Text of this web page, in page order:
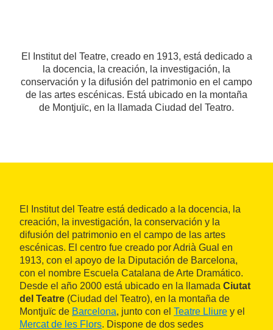
El Institut del Teatre, creado en 1913, está dedicado a
la docencia, la creación, la investigación, la
conservación y la difusión del patrimonio en el campo
de las artes escénicas. Está ubicado en la montaña
de Montjuïc, en la llamada Ciudad del Teatro.
El Institut del Teatre está dedicado a la docencia, la
creación, la investigación, la conservación y la
difusión del patrimonio en el campo de las artes
escénicas. El centro fue creado por Adrià Gual en
1913, con el apoyo de la Diputación de Barcelona,
con el nombre Escuela Catalana de Arte Dramático.
Desde el año 2000 está ubicado en la llamada Ciutat
del Teatre (Ciudad del Teatro), en la montaña de
Montjuïc de Barcelona, junto con el Teatre Lliure y el
Mercat de les Flors. Dispone de dos sedes